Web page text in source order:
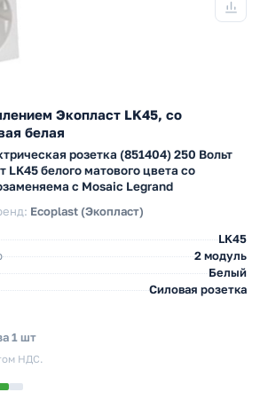
Экопласт LK45, со
белая
розетка (851404) 250 Вольт
LK45 белого матового цвета со
с Mosaic Legrand
Ecoplast (Экопласт)
LK45
2 модуль
Белый
Силовая розетка
1 шт
НДС.